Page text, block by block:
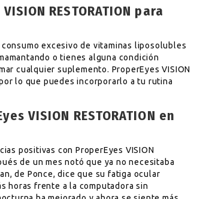
RESTORATION para
excesivo de vitaminas liposolubles
o tienes alguna condición
cualquier suplemento. ProperEyes VISION
lo que puedes incorporarlo a tu rutina
VISION RESTORATION en
positivas con ProperEyes VISION
de un mes notó que ya no necesitaba
de Ponce, dice que su fatiga ocular
horas frente a la computadora sin